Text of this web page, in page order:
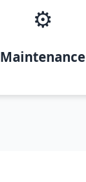
⚙️
Maintenance